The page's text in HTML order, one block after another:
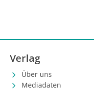
Verlag
Über uns
Mediadaten